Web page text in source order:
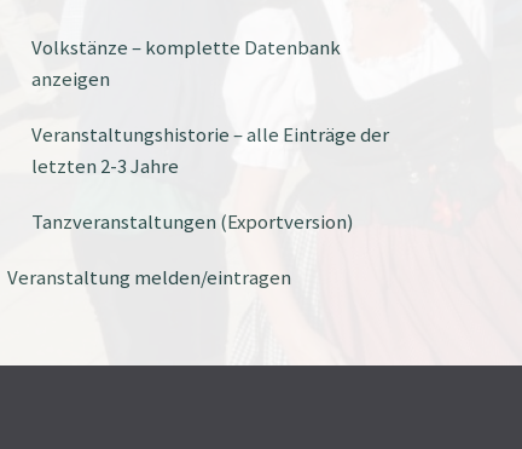
Volkstänze – komplette Datenbank
anzeigen
Veranstaltungshistorie – alle Einträge der
letzten 2-3 Jahre
Tanzveranstaltungen (Exportversion)
Veranstaltung melden/eintragen